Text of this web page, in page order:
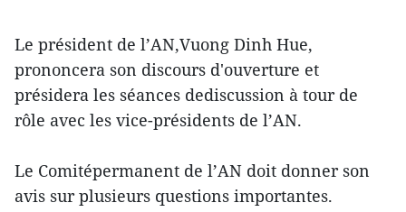
Le président de l’AN,Vuong Dinh Hue,
prononcera son discours d'ouverture et
présidera les séances dediscussion à tour de
rôle avec les vice-présidents de l’AN.
Le Comitépermanent de l’AN doit donner son
avis sur plusieurs questions importantes.